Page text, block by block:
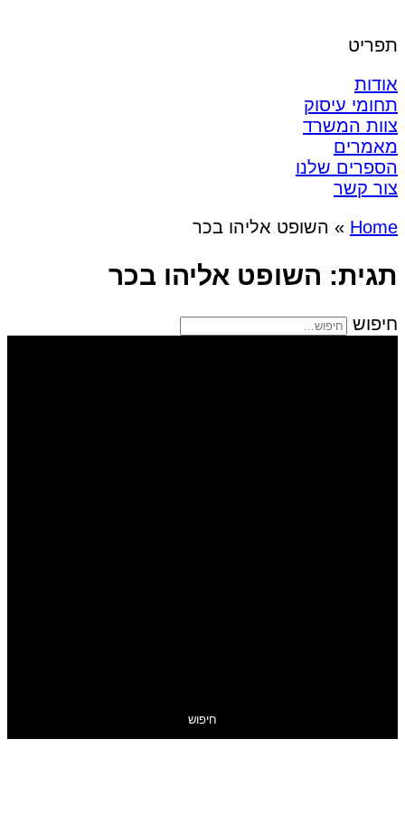
תפריט
אודות
תחומי עיסוק
צוות המשרד
מאמרים
הספרים שלנו
צור קשר
Home
» השופט אליהו בכר
תגית: השופט אליהו בכר
חיפוש
חיפוש